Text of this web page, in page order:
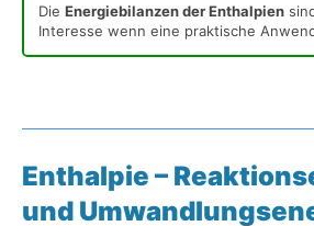
Die Energiebilanzen der Enthalpien
Interesse wenn eine praktische
Enthalpie –
und